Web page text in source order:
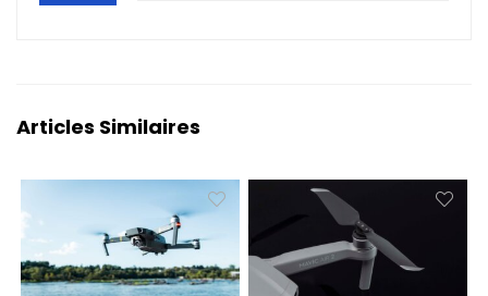
Articles Similaires